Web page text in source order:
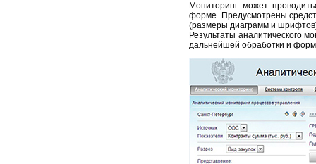
Мониторинг может
форме. Предусмотрены
(размеры диаграмм и
Результаты аналитического
дальнейшей обработки и